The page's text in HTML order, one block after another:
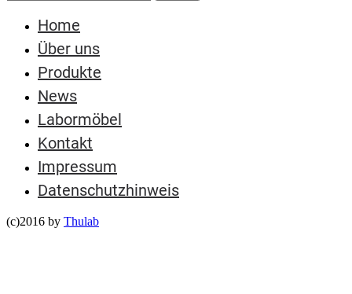
Home
Über uns
Produkte
News
Labormöbel
Kontakt
Impressum
Datenschutzhinweis
(c)2016 by Thulab